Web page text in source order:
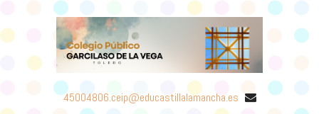
45004806.ceip@educastillalamancha.es